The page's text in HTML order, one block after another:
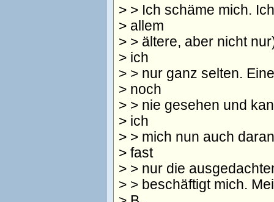
> > Ich schäme mich.
> allem
> > ältere, aber nicht
> ich
> > nur ganz selten.
> noch
> > nie gesehen und
> ich
> > mich nun auch
> fast
> > nur die
> > beschäftigt mich.